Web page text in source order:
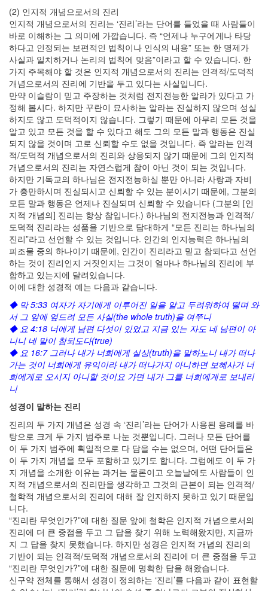
(2) 인지적 개념으로서의 진리
인지적 개념으로서의 진리는 ‘진리’라는 단어를 들었을 때 사람들이
바로 이해하는 그 의미에 가깝습니다. 즉 “언제나 누구에게나 타당
하다고 인정되는 보편적인 법칙이나 인식의 내용” 또는 한 명제가
사실과 일치하거나 논리의 법칙에 맞음”이라고 할 수 있습니다. 한
가지 주목해야 할 것은 인지적 개념으로서의 진리는 인격적/도덕적
개념으로서의 진리에 기반을 두고 있다는 사실입니다.
만약 이슬람이 믿고 주장하는 것처럼 전지전능한 알라가 있다고 가
정해 봅시다. 하지만 꾸란이 묘사하는 알라는 진실하지 않으며 성실
하지도 않고 도덕적이지 않습니다. 그렇기 때문에 아무리 모든 것을
알고 있고 모든 것을 할 수 있다고 해도 그의 모든 말과 행동은 진실
되지 않을 것이며 고로 신뢰할 수도 없을 것입니다. 즉 알라는 인격
적/도덕적 개념으로서의 진리와 상응되지 않기 때문에 그의 인지적
개념으로서의 진리는 자연스럽게 참이 아닌 것이 되는 것입니다.
하지만 기독교의 하나님은 전지전능하실 뿐만 아니라 사랑과 자비
가 충만하시며 진실되시고 신뢰할 수 있는 분이시기 때문에, 그분의
모든 말과 행동은 언제나 진실되며 신뢰할 수 있습니다 (그분의 [인
지적 개념의] 진리는 항상 참입니다.) 하나님의 전지전능과 인격적/
도덕적 진리라는 성품을 기반으로 담대하게 “모든 진리는 하나님의
진리”라고 선언할 수 있는 것입니다. 인간의 인지능력은 하나님의
피조물 중의 하나이기 때문에, 인간이 진리라고 믿고 참되다고 선언
하는 것이 진리인지 거짓인지는 그것이 얼마나 하나님의 진리에 부
합하고 있는지에 달려있습니다.
이에 대한 성경적 예는 다음과 같습니다.
◆ 막 5:33 여자가 자기에게 이루어진 일을 알고 두려워하여 떨며 와
서 그 앞에 엎드려 모든 사실(the whole truth)을 여쭈니
◆ 요 4:18 너에게 남편 다섯이 있었고 지금 있는 자도 네 남편이 아
니니 네 말이 참되도다(true)
◆ 요 16:7 그러나 내가 너희에게 실상(truth)을 말하노니 내가 떠나
가는 것이 너희에게 유익이라 내가 떠나가지 아니하면 보혜사가 너
희에게로 오시지 아니할 것이요 가면 내가 그를 너희에게로 보내리
니
성경이 말하는 진리
진리의 두 가지 개념은 성경 속 ‘진리’라는 단어가 사용된 용례를 바
탕으로 크게 두 가지 범주로 나눈 것뿐입니다. 그러나 모든 단어를
이 두 가지 범주에 획일적으로 다 담을 수는 없으며, 어떤 단어들은
이 두 가지 개념을 모두 포함하고 있기도 합니다. 그럼에도 이 두 가
지 개념을 소개한 이유는 과거는 물론이고 오늘날에도 사람들이 인
지적 개념으로서의 진리만을 생각하고 그것의 근본이 되는 인격적/
철학적 개념으로서의 진리에 대해 잘 인지하지 못하고 있기 때문입
니다.
“진리란 무엇인가?”에 대한 질문 앞에 철학은 인지적 개념으로서의
진리에 더 큰 중점을 두고 그 답을 찾기 위해 노력해왔지만, 지금까
지 그 답을 찾지 못했습니다. 하지만 성경은 인지적 개념의 진리의
기반이 되는 인격적/도덕적 개념으로서의 진리에 더 큰 중점을 두고
“진리란 무엇인가?”에 대한 질문에 명확한 답을 해왔습니다.
신구약 전체를 통해서 성경이 정의하는 ‘진리’를 다음과 같이 표현할